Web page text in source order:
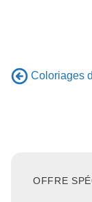
Coloriages
OFFRE